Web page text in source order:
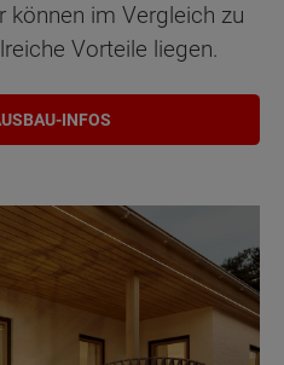
können im Vergleich zu
Vorteile liegen.
INFOS